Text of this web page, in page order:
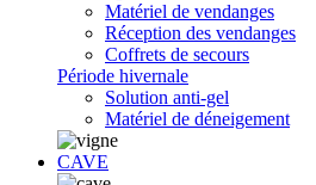
Matériel de vendanges
Réception des vendanges
Coffrets de secours
Période hivernale
Solution anti-gel
Matériel de déneigement
CAVE